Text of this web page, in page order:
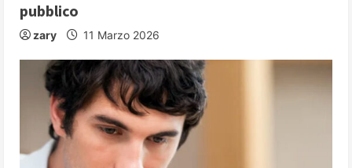
pubblico
zary 11 Marzo 2026